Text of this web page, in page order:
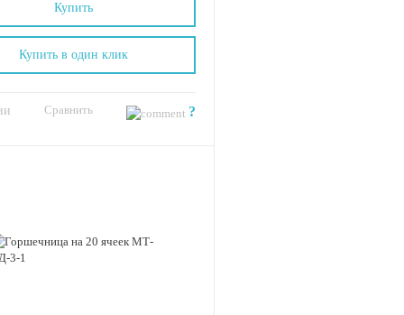
Купить
Сравнить ?
Купить в один клик